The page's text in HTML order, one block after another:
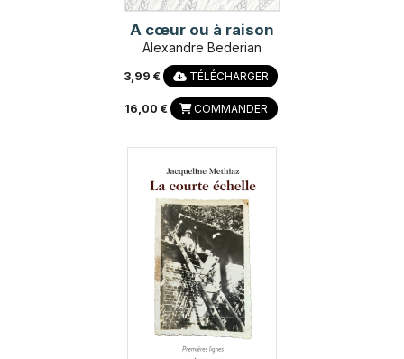
A cœur ou à raison
Alexandre Bederian
3,99 € TÉLÉCHARGER
16,00 € COMMANDER